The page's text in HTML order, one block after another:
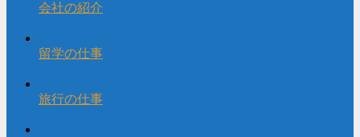
会社の紹介
留学の仕事
旅行の仕事